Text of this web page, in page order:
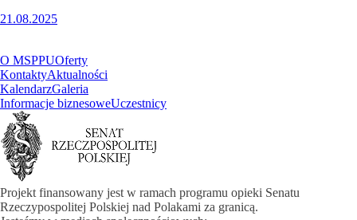
21.08.2025
O MSPPUOferty
KontaktyAktualności
KalendarzGaleria
Informacje biznesoweUczestnicy
Projekt finansowany jest w ramach programu opieki Senatu
Rzeczypospolitej Polskiej nad Polakami za granicą.